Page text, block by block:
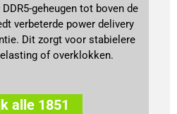
geheugen tot boven de
verbeterde power delivery
Dit zorgt voor stabielere
of overklokken.
alle 1851